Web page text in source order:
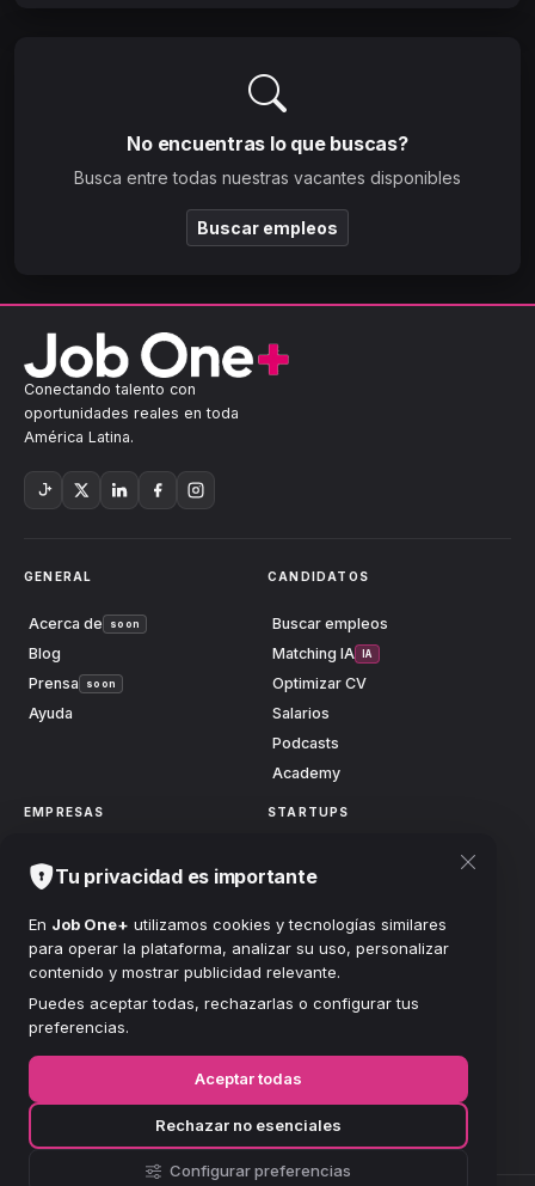
No encuentras lo que buscas?
Busca entre todas nuestras vacantes disponibles
Buscar empleos
Conectando talento con
oportunidades reales en toda
América Latina.
GENERAL
Acerca de soon
Blog
Prensa
soon
Ayuda
CANDIDATOS
Buscar empleos
Matching IA
IA
Optimizar CV
Salarios
Podcasts
Academy
EMPRESAS
Publicar vacante
Centro anuncios
Buscar candidatos
Planes
STARTUPS
Grow
Scale soon
Accionistas soon
Clínicas soon
Salud Mental
Mujeres
Tu privacidad es importante
En Job One+ utilizamos cookies y tecnologías similares
para operar la plataforma, analizar su uso, personalizar
contenido y mostrar publicidad relevante.
Puedes aceptar todas, rechazarlas o configurar tus
preferencias.
Aceptar todas
Rechazar no esenciales
Configurar preferencias